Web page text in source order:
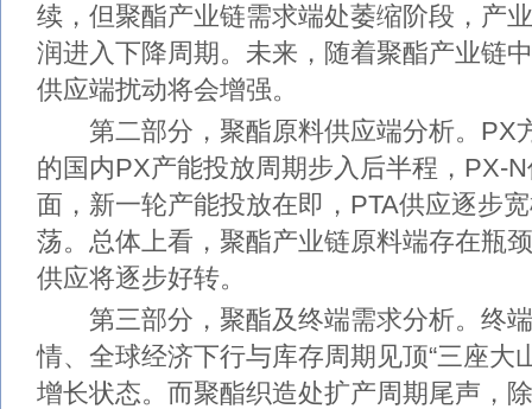
续，但聚酯产业链需求端处萎缩阶段，产
润进入下降周期。未来，随着聚酯产业链
供应端扰动将会增强。
第二部分，聚酯原料供应端分析。PX
的国内PX产能投放周期步入后半程，PX-
面，新一轮产能投放在即，PTA供应逐步
荡。总体上看，聚酯产业链原料端存在瓶
供应将逐步好转。
第三部分，聚酯及终端需求分析。终端
情、全球经济下行与库存周期见顶“三座大
增长状态。而聚酯织造处扩产周期尾声，